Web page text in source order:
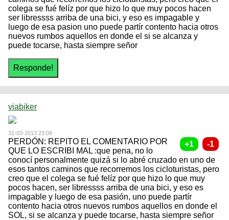
colega se fué felíz por que hizo lo que muy pocos hacen
ser libressss arriba de una bici, y eso es impagable y
luego de esa pasion uno puede partír contento hacia otros
nuevos rumbos aquellos en donde el si se alcanza y
puede tocarse, hasta siempre señor
viabiker
31-03-2013 23:09
PERDÓN: REPITO EL COMENTARIO POR
QUE LO ESCRIBI MAL :que pena, no lo
conocí personalmente quizá si lo abré cruzado en uno de
esos tantos caminos que recorremos los cicloturistas, pero
creo que el colega se fué felíz por que hizo lo que muy
pocos hacen, ser libressss arriba de una bici, y eso es
impagable y luego de esa pasión, uno puede partír
contento hacia otros nuevos rumbos aquellos en donde el
SOL, si se alcanza y puede tocarse, hasta siempre señor